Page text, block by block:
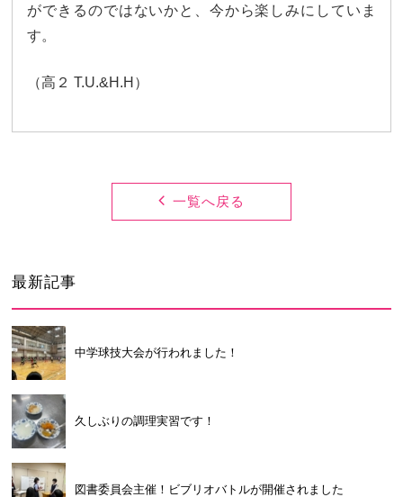
ができるのではないかと、今から楽しみにしていま
す。
（高２ T.U.&H.H）
一覧へ戻る
最新記事
中学球技大会が行われました！
久しぶりの調理実習です！
図書委員会主催！ビブリオバトルが開催されました